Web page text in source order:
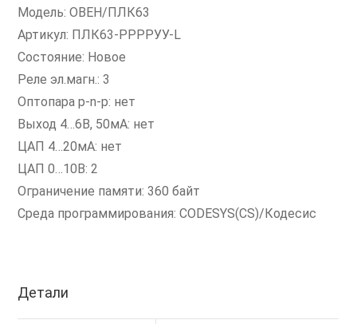
Модель: ОВЕН/ПЛК63
Артикул: ПЛК63-РРРРУУ-L
Состояние: Новое
Реле эл.магн.: 3
Оптопара p-n-p: нет
Выход 4…6В, 50мА: нет
ЦАП 4…20мА: нет
ЦАП 0…10В: 2
Ограничение памяти: 360 байт
Среда программирования: CODESYS(CS)/Кодесис
Детали